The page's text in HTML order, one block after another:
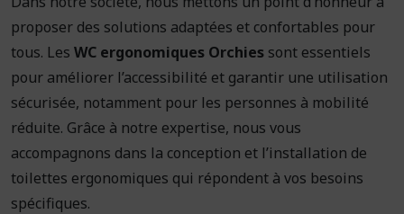
proposer des solutions adaptées et confortables pour
tous. Les WC ergonomiques Orchies sont essentiels
pour améliorer l’accessibilité et garantir une utilisation
sécurisée, notamment pour les personnes à mobilité
réduite. Grâce à notre expertise, nous vous
accompagnons dans la conception et l’installation de
toilettes ergonomiques qui répondent à vos besoins
spécifiques.